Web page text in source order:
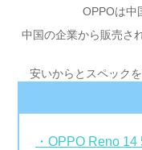
OPPOは中
中国の企業から販売さ
安いからとスペック
・OPPO Reno